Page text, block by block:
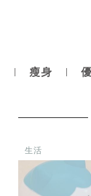
瘦身
生活